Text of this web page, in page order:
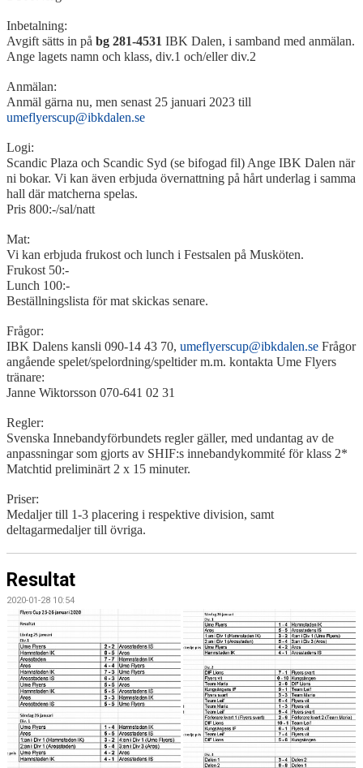
Inbetalning:
Avgift sätts in på bg 281-4531 IBK Dalen, i samband med anmälan.
Ange lagets namn och klass, div.1 och/eller div.2
Anmälan:
Anmäl gärna nu, men senast 25 januari 2023 till
umeflyerscup@ibkdalen.se
Logi:
Scandic Plaza och Scandic Syd (se bifogad fil) Ange IBK Dalen när
ni bokar. Vi kan även erbjuda övernattning på hårt underlag i samma
hall där matcherna spelas.
Pris 800:-/sal/natt
Mat:
Vi kan erbjuda frukost och lunch i Festsalen på Musköten.
Frukost 50:-
Lunch 100:-
Beställningslista för mat skickas senare.
Frågor:
IBK Dalens kansli 090-14 43 70, umeflyerscup@ibkdalen.se Frågor
angående spelet/spelordning/speltider m.m. kontakta Ume Flyers
tränare:
Janne Wiktorsson 070-641 02 31
Regler:
Svenska Innebandyförbundets regler gäller, med undantag av de
anpassningar som gjorts av SHIF:s innebandykommité för klass 2*
Matchtid preliminärt 2 x 15 minuter.
Priser:
Medaljer till 1-3 placering i respektive division, samt
deltagarmedaljer till övriga.
Resultat
2020-01-28 10:54